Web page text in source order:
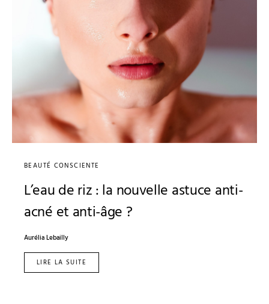
BEAUTÉ CONSCIENTE
L’eau de riz : la nouvelle astuce anti-
acné et anti-âge ?
Aurélia Lebailly
LIRE LA SUITE